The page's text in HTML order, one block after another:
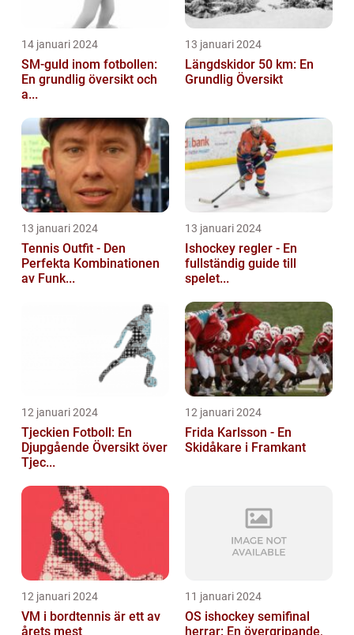
14 januari 2024
SM-guld inom fotbollen:
En grundlig översikt och
a...
13 januari 2024
Längdskidor 50 km: En
Grundlig Översikt
13 januari 2024
Tennis Outfit - Den
Perfekta Kombinationen
av Funk...
13 januari 2024
Ishockey regler - En
fullständig guide till
spelet...
12 januari 2024
Tjeckien Fotboll: En
Djupgående Översikt över
Tjec...
12 januari 2024
Frida Karlsson - En
Skidåkare i Framkant
12 januari 2024
VM i bordtennis är ett av
årets mest
11 januari 2024
OS ishockey semifinal
herrar: En övergripande,